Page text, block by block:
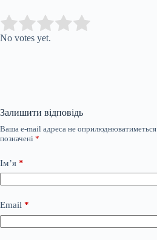
Rate this item:
No votes yet.
Залишити відповідь
Ваша e-mail адреса не оприлюднюватиметься.
позначені *
Ім’я *
Email *